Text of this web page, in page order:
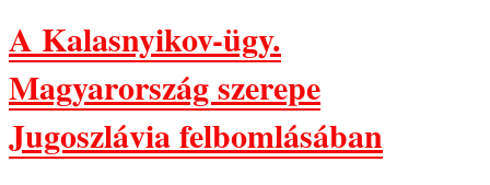
A Kalasnyikov-ügy.
Magyarország szerepe
Jugoszlávia felbomlásában